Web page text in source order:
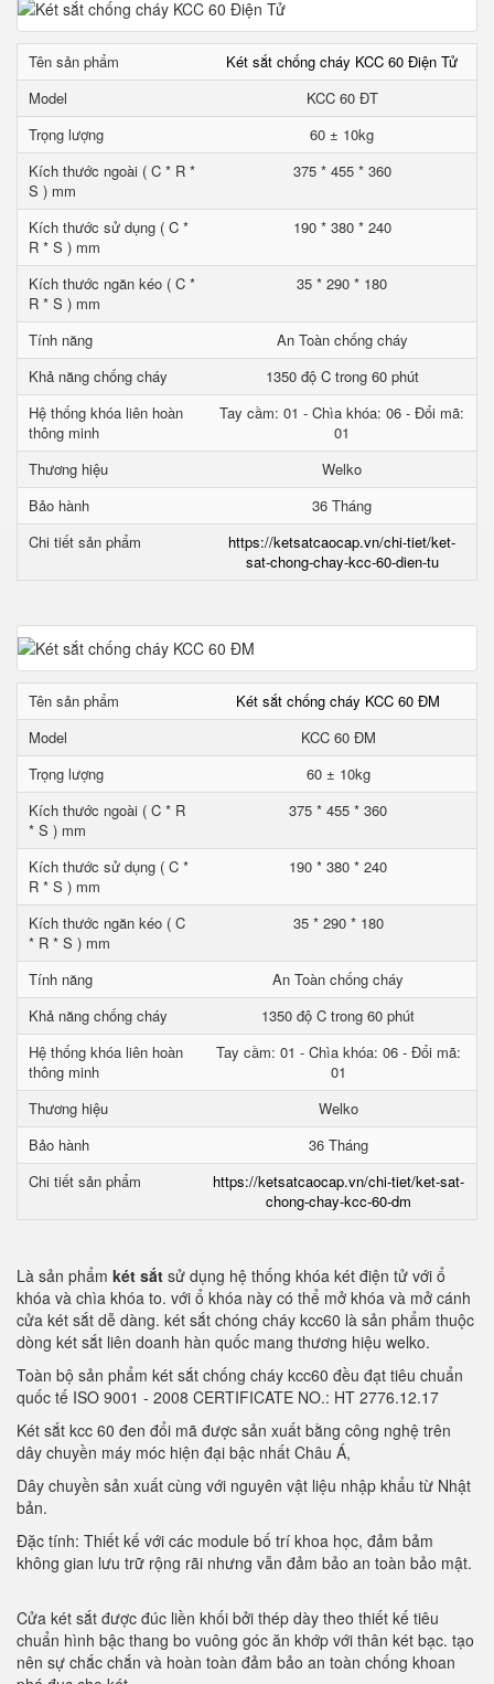
Tên sản phẩm
Két sắt chống cháy KCC 60 Điện Tử
Model
KCC 60 ĐT
Trọng lượng
60 ± 10kg
Kích thước ngoài ( C * R *
S ) mm
375 * 455 * 360
Kích thước sử dụng ( C *
R * S ) mm
190 * 380 * 240
Kích thước ngăn kéo ( C *
R * S ) mm
35 * 290 * 180
Tính năng
An Toàn chống cháy
Khả năng chống cháy
1350 độ C trong 60 phút
Hệ thống khóa liên hoàn
thông minh
Tay cầm: 01 - Chìa khóa: 06 - Đổi mã:
01
Thương hiệu
Welko
Bảo hành
36 Tháng
Chi tiết sản phẩm
https://ketsatcaocap.vn/chi-tiet/ket-
sat-chong-chay-kcc-60-dien-tu
Tên sản phẩm
Két sắt chống cháy KCC 60 ĐM
Model
KCC 60 ĐM
Trọng lượng
60 ± 10kg
Kích thước ngoài ( C * R
* S ) mm
375 * 455 * 360
Kích thước sử dụng ( C *
R * S ) mm
190 * 380 * 240
Kích thước ngăn kéo ( C
* R * S ) mm
35 * 290 * 180
Tính năng
An Toàn chống cháy
Khả năng chống cháy
1350 độ C trong 60 phút
Hệ thống khóa liên hoàn
thông minh
Tay cầm: 01 - Chìa khóa: 06 - Đổi mã:
01
Thương hiệu
Welko
Bảo hành
36 Tháng
Chi tiết sản phẩm
https://ketsatcaocap.vn/chi-tiet/ket-sat-
chong-chay-kcc-60-dm
Là sản phẩm két sắt sử dụng hệ thống khóa két điện tử với ổ
khóa và chìa khóa to. với ổ khóa này có thể mở khóa và mở cánh
cửa két sắt dễ dàng. két sắt chóng cháy kcc60 là sản phẩm thuộc
dòng két sắt liên doanh hàn quốc mang thương hiệu welko.
Toàn bộ sản phẩm két sắt chống cháy kcc60 đều đạt tiêu chuẩn
quốc tế ISO 9001 - 2008 CERTIFICATE NO.: HT 2776.12.17
Két sắt kcc 60 đen đổi mã được sản xuất bằng công nghệ trên
dây chuyền máy móc hiện đại bậc nhất Châu Á,
Dây chuyền sản xuất cùng với nguyên vật liệu nhập khẩu từ Nhật
bản.
Đặc tính: Thiết kế với các module bố trí khoa học, đảm bảm
không gian lưu trữ rộng rãi nhưng vẫn đảm bảo an toàn bảo mật.
Cửa két sắt được đúc liền khối bởi thép dày theo thiết kế tiêu
chuẩn hình bậc thang bo vuông góc ăn khớp với thân két bạc. tạo
nên sự chắc chắn và hoàn toàn đảm bảo an toàn chống khoan